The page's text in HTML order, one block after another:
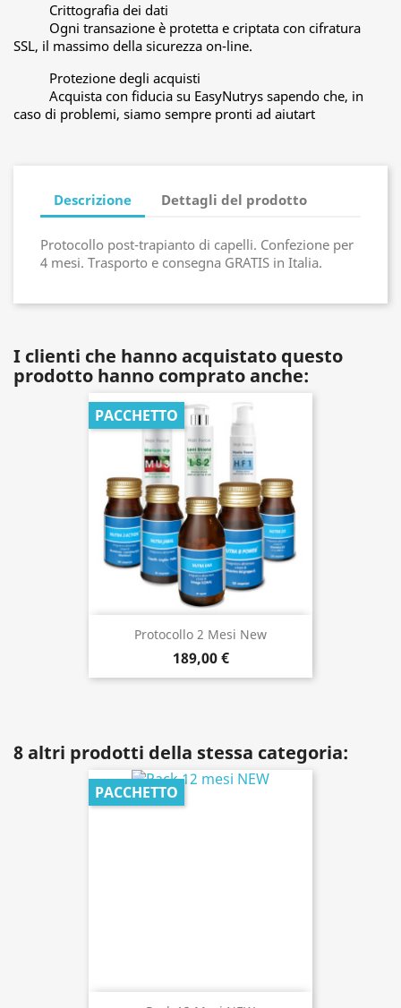
Crittografia dei dati
Ogni transazione è protetta e criptata con cifratura
SSL, il massimo della sicurezza on-line.
Protezione degli acquisti
Acquista con fiducia su EasyNutrys sapendo che, in
caso di problemi, siamo sempre pronti ad aiutart
Descrizione Dettagli del prodotto
Protocollo post-trapianto di capelli. Confezione per
4 mesi. Trasporto e consegna GRATIS in Italia.
I clienti che hanno acquistato questo
prodotto hanno comprato anche:
Protocollo 2 Mesi New
189,00 €
PACCHETTO
8 altri prodotti della stessa categoria:
PACCHETTO